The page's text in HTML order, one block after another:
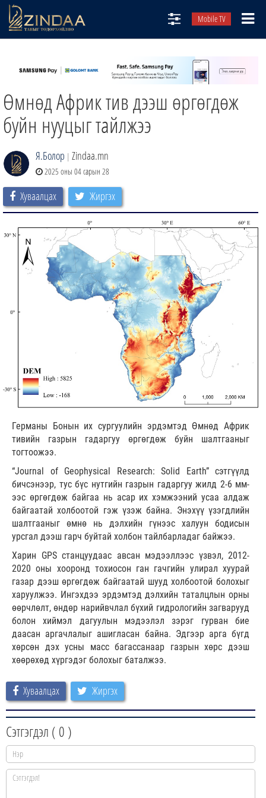
Mobile TV
ТВ8
ӨГЛӨӨНИЙ СОНИН
АУДИО ЗОХИОЛ
ЗИНДАА СЭТГҮҮЛ
Өмнөд Африк тив дээш өргөгдөж
буйн нууцыг тайлжээ
Я.Болор | Zindaa.mn
2025 оны 04 сарын 28
Хуваалцах Жиргэх
Германы Бонын их сургуулийн эрдэмтэд Өмнөд Африк
тивийн газрын гадаргуу өргөгдөж буйн шалтгааныг
тогтоожээ.
“Journal of Geophysical Research: Solid Earth” сэтгүүлд
бичсэнээр, тус бүс нутгийн газрын гадаргуу жилд 2-6 мм-
ээс өргөгдөж байгаа нь асар их хэмжээний усаа алдаж
байгаатай холбоотой гэж үзэж байна. Энэхүү үзэгдлийн
шалтгааныг өмнө нь дэлхийн гүнээс халуун бодисын
урсгал дээш гарч буйтай холбон тайлбарладаг байжээ.
Харин GPS станцуудаас авсан мэдээллээс үзвэл, 2012-
2020 оны хооронд тохиосон ган гачгийн улирал хуурай
газар дээш өргөгдөж байгаатай шууд холбоотой болохыг
харуулжээ. Ингэхдээ эрдэмтэд дэлхийн таталцлын орны
өөрчлөлт, өндөр нарийвчлал бүхий гидрологийн загварууд
болон хиймэл дагуулын мэдээлэл зэрэг гурван бие
даасан аргачлалыг ашигласан байна. Эдгээр арга бүгд
хөрсөн дэх усны масс багассанаар газрын хөрс дээш
хөөрөхөд хүргэдэг болохыг баталжээ.
Хуваалцах Жиргэх
Сэтгэгдэл ( 0 )